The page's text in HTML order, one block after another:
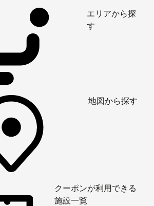
エリアから探
す
地図から探す
クーポンが利用できる
施設一覧